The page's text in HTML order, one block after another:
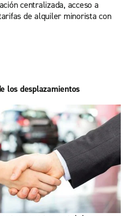
centralizada, acceso a
de alquiler minorista con
los desplazamientos